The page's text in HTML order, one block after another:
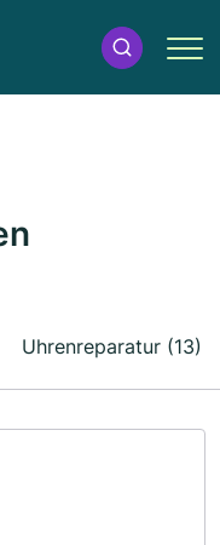
Uhrenreparatur (13)